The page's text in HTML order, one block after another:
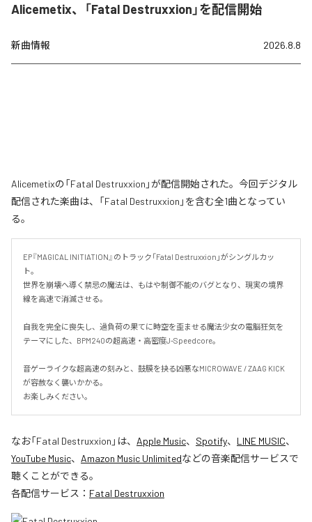
Alicemetix、「Fatal Destruxxion」を配信開始
新曲情報 2026.8.8
Alicemetixの「Fatal Destruxxion」が配信開始された。今回デジタル
配信された楽曲は、「Fatal Destruxxion」を含む全1曲となってい
る。
EP『MAGICAL INITIATION』のトラック「Fatal Destruxxion」がシングルカッ
ト。
世界を崩壊へ導く禁忌の魔法は、もはや制御不能のバグとなり、現実の境界
線を高速で消滅させる。
自我を完全に喪失し、過負荷の果てに時空を歪ませる魔法少女の電脳狂気を
テーマにした、BPM240の超高速・高密度J-Speedcore。
音ゲーライクな超高速の刻みと、鼓膜を抉る凶悪なMICROWAVE / ZAAG KICK
が容赦なく襲いかかる。
お楽しみください。
なお「Fatal Destruxxion 」は、 Apple Music、 Spotify、 LINE MUSIC、
YouTube Music、 Amazon Music Unlimitedなどの音楽配信サービスで
聴くことができる。
各配信サービス： Fatal Destruxxion